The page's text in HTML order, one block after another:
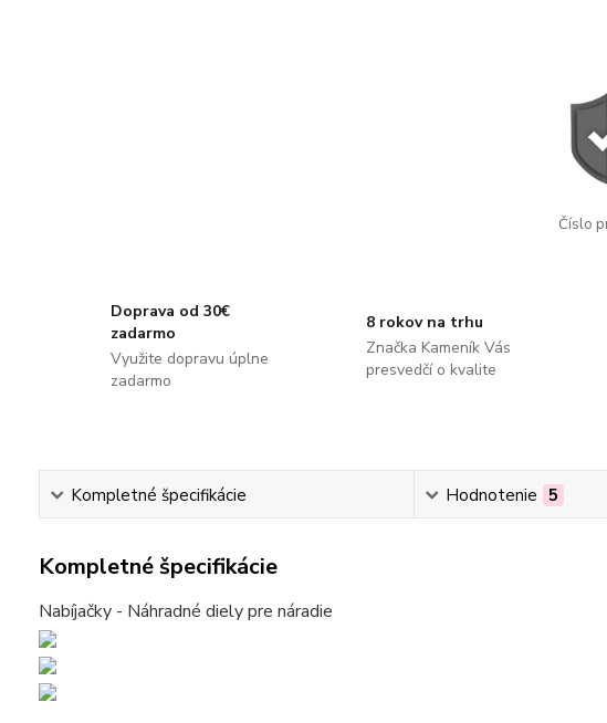
Číslo
Doprava od 30€
zadarmo
Využite dopravu úplne
zadarmo
8 rokov na trhu
Značka Kameník Vás
presvedčí o kvalite
Kompletné špecifikácie Hodnotenie 5
Kompletné špecifikácie
Nabíjačky - Náhradné diely pre náradie